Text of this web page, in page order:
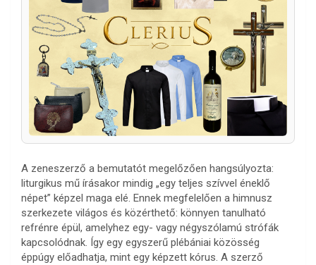
A zeneszerző a bemutatót megelőzően hangsúlyozta:
liturgikus mű írásakor mindig „egy teljes szívvel éneklő
népet” képzel maga elé. Ennek megfelelően a himnusz
szerkezete világos és közérthető: könnyen tanulható
refrénre épül, amelyhez egy- vagy négyszólamú strófák
kapcsolódnak. Így egy egyszerű plébániai közösség
éppúgy előadhatja, mint egy képzett kórus. A szerző